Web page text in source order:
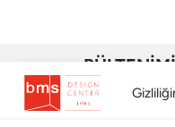
Kayıt olun ve